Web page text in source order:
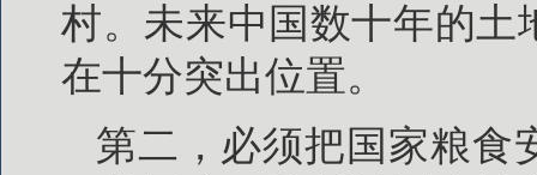
村。未来中国数十年的土
在十分突出位置。
第二，必须把国家粮食